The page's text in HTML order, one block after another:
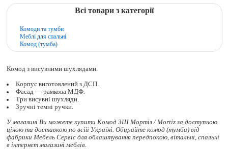
Всі товари з категорії
Комоди та тумби
Меблі для спальні
Комод (тумба)
Комод з висувними шухлядами.
Корпус виготовлений з ДСП.
Фасад — рамкова МДФ.
Три висувні шухляди.
Зручні темні ручки.
У магазині Ви можете купити Комод 3Ш Мортіз / Mortiz за доступною
ціною та доставкою по всій Україні. Обирайте комод (тумба)від
фабрики Мебель Сервіс для облаштування передпокою, вітальні, спальні
в інтернет магазині меблів.